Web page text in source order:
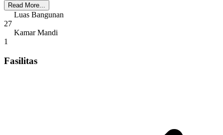
Read More...
Luas Bangunan
27
Kamar Mandi
1
Fasilitas